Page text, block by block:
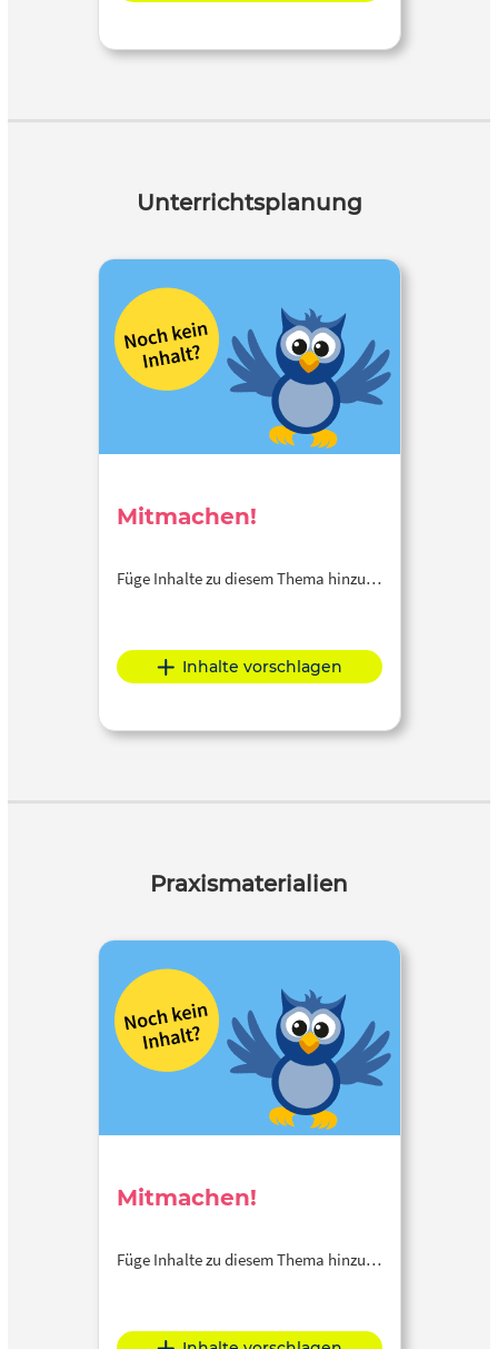
Unterrichtsplanung
Mitmachen!
Füge Inhalte zu diesem Thema hinzu…
Inhalte vorschlagen
Praxismaterialien
Mitmachen!
Füge Inhalte zu diesem Thema hinzu…